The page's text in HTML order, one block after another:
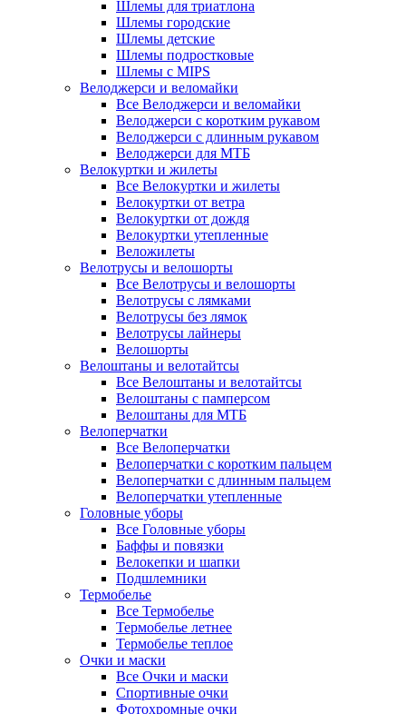
Шлемы для триатлона
Шлемы городские
Шлемы детские
Шлемы подростковые
Шлемы с MIPS
Велоджерси и веломайки
Все Велоджерси и веломайки
Велоджерси с коротким рукавом
Велоджерси с длинным рукавом
Велоджерси для МТБ
Велокуртки и жилеты
Все Велокуртки и жилеты
Велокуртки от ветра
Велокуртки от дождя
Велокуртки утепленные
Веложилеты
Велотрусы и велошорты
Все Велотрусы и велошорты
Велотрусы с лямками
Велотрусы без лямок
Велотрусы лайнеры
Велошорты
Велоштаны и велотайтсы
Все Велоштаны и велотайтсы
Велоштаны с памперсом
Велоштаны для МТБ
Велоперчатки
Все Велоперчатки
Велоперчатки с коротким пальцем
Велоперчатки с длинным пальцем
Велоперчатки утепленные
Головные уборы
Все Головные уборы
Баффы и повязки
Велокепки и шапки
Подшлемники
Термобелье
Все Термобелье
Термобелье летнее
Термобелье теплое
Очки и маски
Все Очки и маски
Спортивные очки
Фотохромные очки